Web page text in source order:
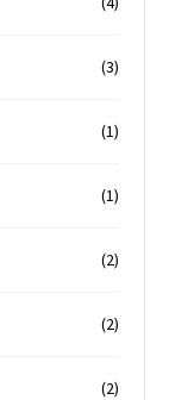
(3)
(1)
(1)
(2)
(2)
(2)